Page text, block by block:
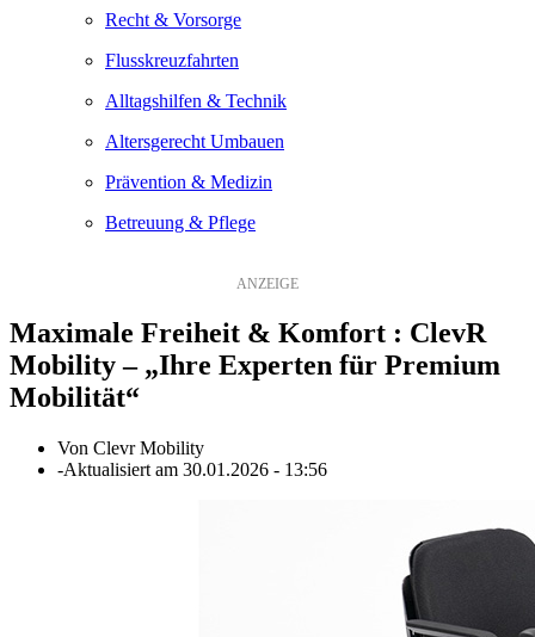
Recht & Vorsorge
Flusskreuzfahrten
Alltagshilfen & Technik
Altersgerecht Umbauen
Prävention & Medizin
Betreuung & Pflege
Maximale Freiheit & Komfort : ClevR
Mobility – „Ihre Experten für Premium
Mobilität“
Von Clevr Mobility
-Aktualisiert am 30.01.2026 - 13:56